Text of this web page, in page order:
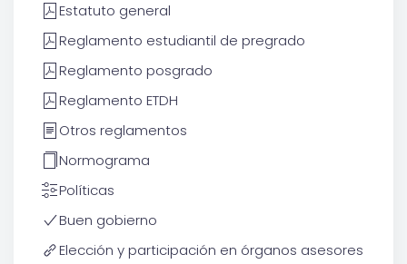
Estatuto general
Reglamento estudiantil de pregrado
Reglamento posgrado
Reglamento ETDH
Otros reglamentos
Normograma
Políticas
Buen gobierno
Elección y participación en órganos asesores